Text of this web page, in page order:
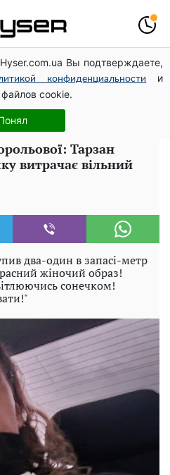
Вы подтверждаете,
конфиденциальности
и
cookie.
головною точкою
– це далеко не все: фронтмен
наступним
Тарзан
витрачає вільний
два-один в запасі-метр
жіночий образ!
сонечком!